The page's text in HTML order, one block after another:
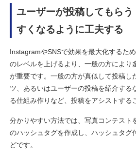
ユーザーが投稿してもら
すくなるように工夫する
InstagramやSNSで効果を最大化するた
のレベルを上げるより、一般の方により
が重要です。一般の方が真似して投稿し
ツ、あるいはユーザーの投稿を紹介する
る仕組み作りなど、投稿をアシストする
分かりやすい方法では、写真コンテスト
のハッシュタグを作成し、ハッシュタグ
どです。